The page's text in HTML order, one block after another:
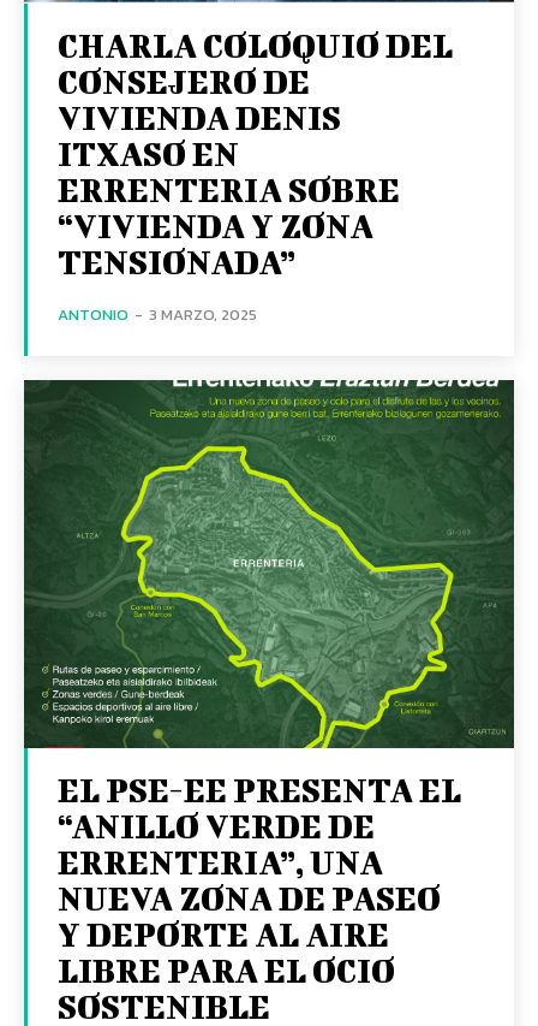
CHARLA COLOQUIO DEL
CONSEJERO DE
VIVIENDA DENIS
ITXASO EN
ERRENTERIA SOBRE
“VIVIENDA Y ZONA
TENSIONADA”
ANTONIO - 3 MARZO, 2025
EL PSE-EE PRESENTA EL
“ANILLO VERDE DE
ERRENTERIA”, UNA
NUEVA ZONA DE PASEO
Y DEPORTE AL AIRE
LIBRE PARA EL OCIO
SOSTENIBLE